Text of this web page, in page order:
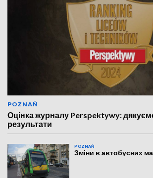
POZNAŃ
Оцінка журналу Perspektywy:
результати
POZNAŃ
Зміни в автобусних